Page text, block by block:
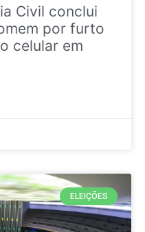
Civil conclui
por furto
celular em
ELEIÇÕES